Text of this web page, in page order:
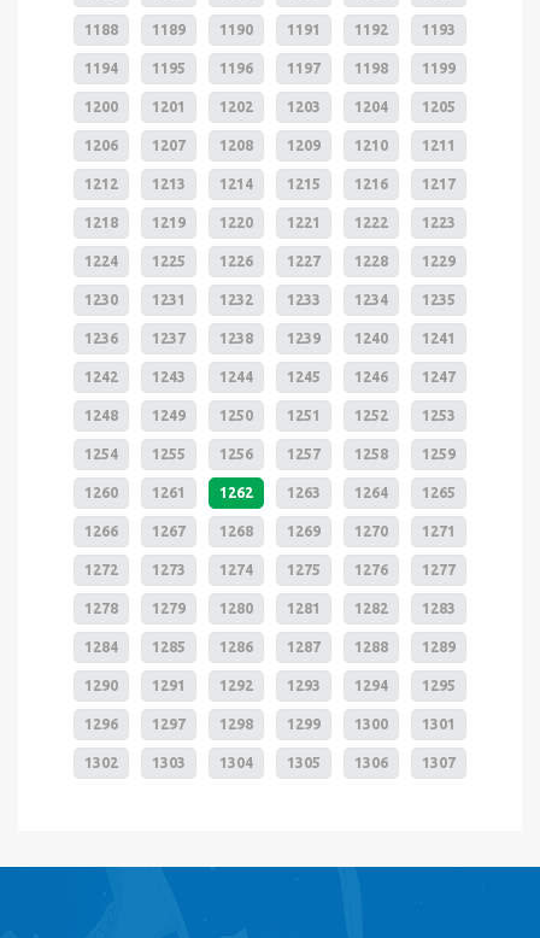
1188 1189 1190 1191 1192 1193
1194 1195 1196 1197 1198 1199
1200 1201 1202 1203 1204 1205
1206 1207 1208 1209 1210 1211
1212 1213 1214 1215 1216 1217
1218 1219 1220 1221 1222 1223
1224 1225 1226 1227 1228 1229
1230 1231 1232 1233 1234 1235
1236 1237 1238 1239 1240 1241
1242 1243 1244 1245 1246 1247
1248 1249 1250 1251 1252 1253
1254 1255 1256 1257 1258 1259
1260 1261 1262 1263 1264 1265
1266 1267 1268 1269 1270 1271
1272 1273 1274 1275 1276 1277
1278 1279 1280 1281 1282 1283
1284 1285 1286 1287 1288 1289
1290 1291 1292 1293 1294 1295
1296 1297 1298 1299 1300 1301
1302 1303 1304 1305 1306 1307